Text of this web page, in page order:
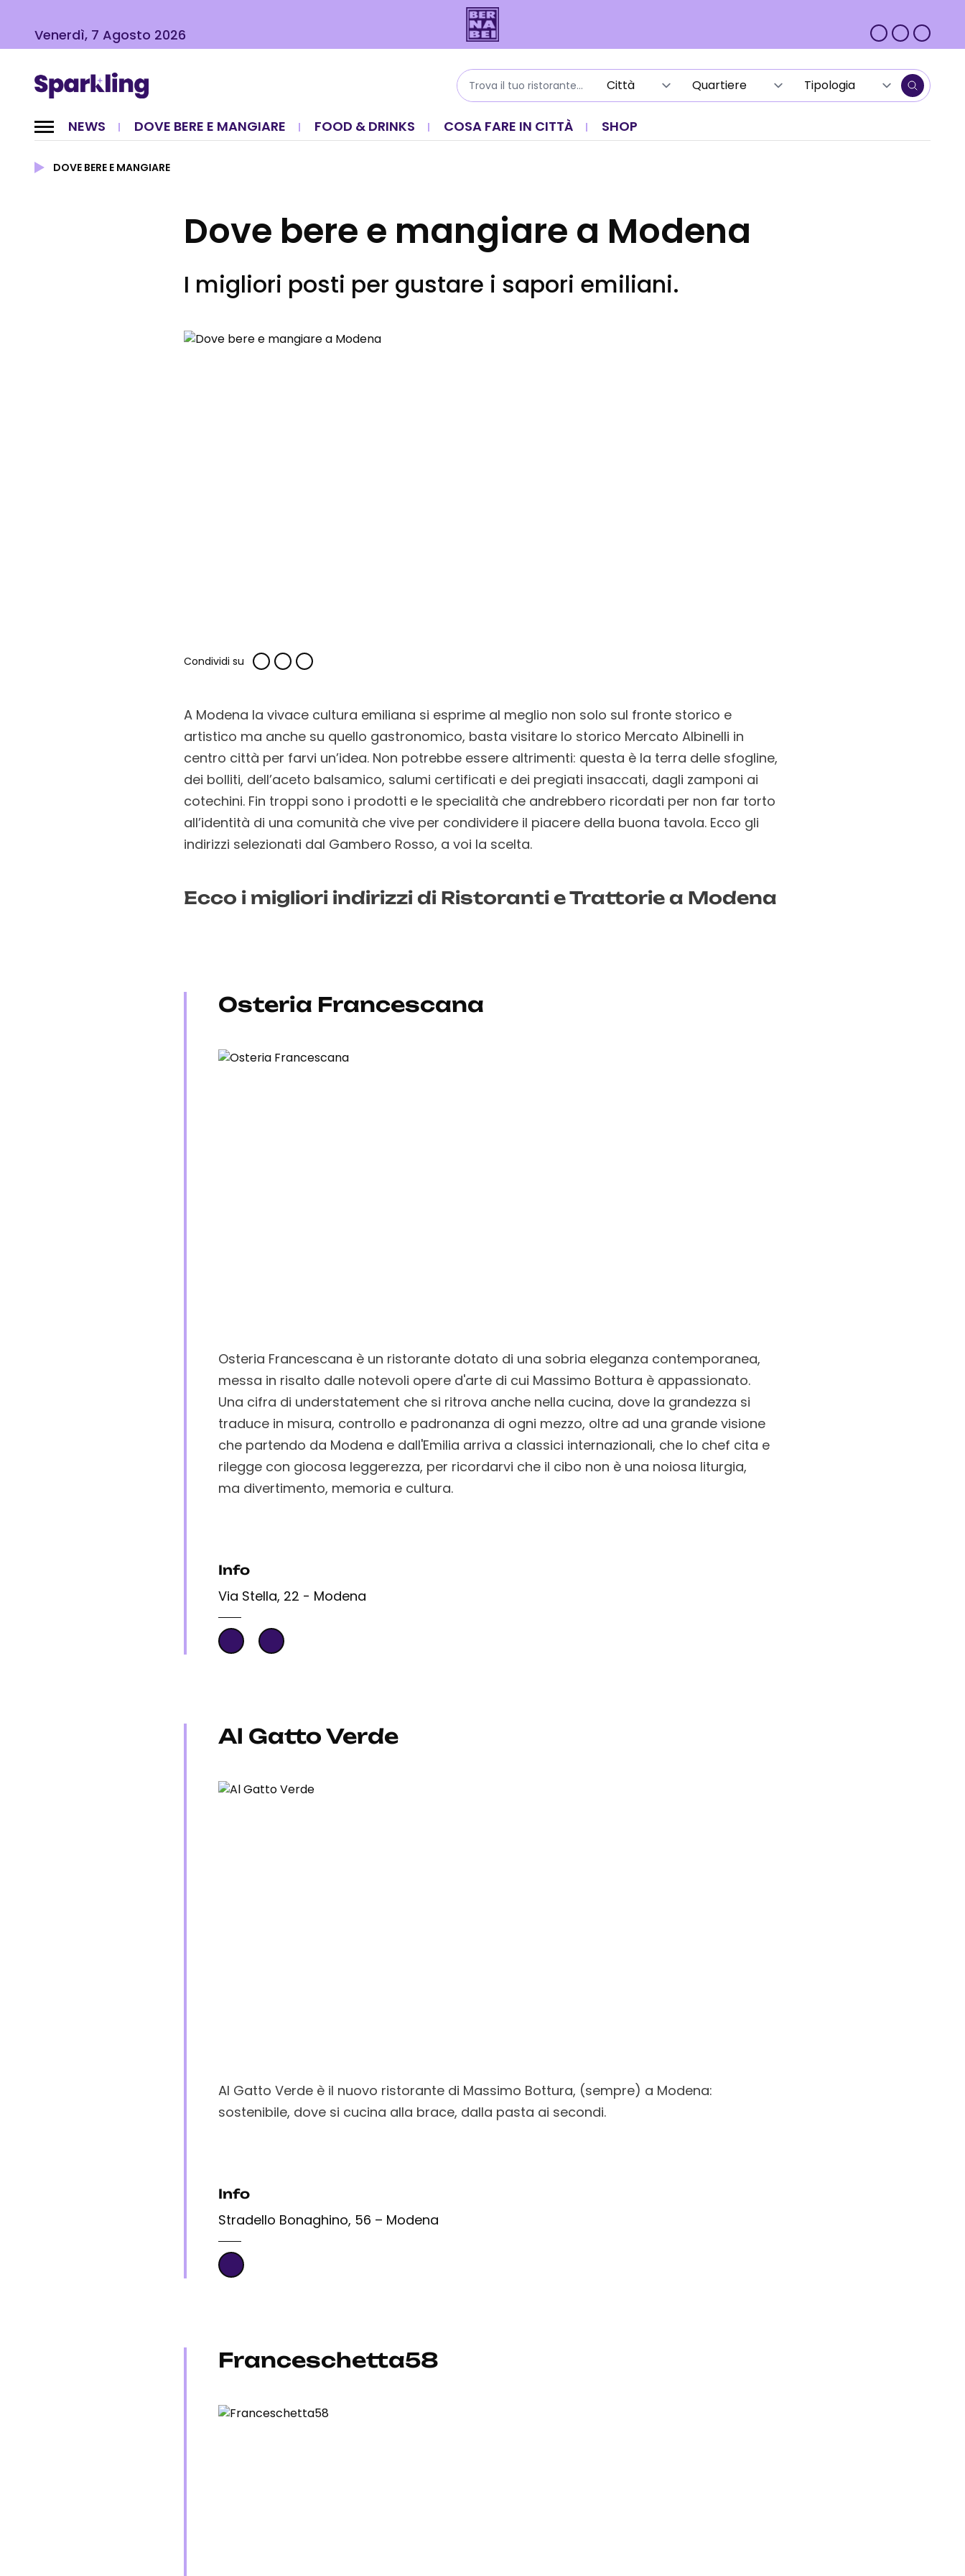
Venerdì, 7 Agosto 2026
NEWS DOVE BERE E MANGIARE FOOD & DRINKS COSA FARE IN CITTÀ SHOP
DOVE BERE E MANGIARE
Dove bere e mangiare a Modena
I migliori posti per gustare i sapori emiliani.
Condividi su
A Modena la vivace cultura emiliana si esprime al meglio non solo sul fronte storico e
artistico ma anche su quello gastronomico, basta visitare lo storico Mercato Albinelli in
centro città per farvi un’idea. Non potrebbe essere altrimenti: questa è la terra delle sfogline,
dei bolliti, dell’aceto balsamico, salumi certificati e dei pregiati insaccati, dagli zamponi ai
cotechini. Fin troppi sono i prodotti e le specialità che andrebbero ricordati per non far torto
all’identità di una comunità che vive per condividere il piacere della buona tavola. Ecco gli
indirizzi selezionati dal Gambero Rosso, a voi la scelta.
Ecco i migliori indirizzi di Ristoranti e Trattorie a Modena
Osteria Francescana
Osteria Francescana è un ristorante dotato di una sobria eleganza contemporanea,
messa in risalto dalle notevoli opere d'arte di cui Massimo Bottura è appassionato.
Una cifra di understatement che si ritrova anche nella cucina, dove la grandezza si
traduce in misura, controllo e padronanza di ogni mezzo, oltre ad una grande visione
che partendo da Modena e dall'Emilia arriva a classici internazionali, che lo chef cita e
rilegge con giocosa leggerezza, per ricordarvi che il cibo non è una noiosa liturgia,
ma divertimento, memoria e cultura.
Info
Via Stella, 22 - Modena
Al Gatto Verde
Al Gatto Verde è il nuovo ristorante di Massimo Bottura, (sempre) a Modena:
sostenibile, dove si cucina alla brace, dalla pasta ai secondi.
Info
Stradello Bonaghino, 56 – Modena
Franceschetta58